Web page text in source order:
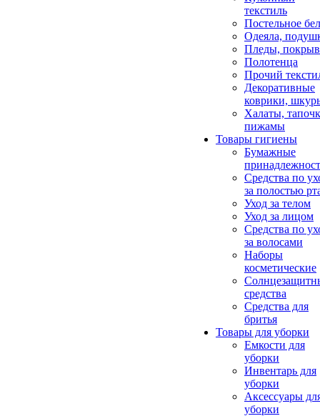
текстиль
Постельное
Одеяла,
Пледы,
Полотенца
Прочий
Декоративные
коврики,
Халаты,
пижамы
Товары гигиены
Бумажные
Средства по
за полостью
Уход за телом
Уход за лицом
Средства по
за волосами
Наборы
косметические
средства
Средства для
бритья
Товары для уборки
Емкости для
уборки
Инвентарь для
уборки
Аксессуары
уборки